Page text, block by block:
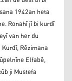
1942an heta
Ronahî jî bi kurdî
van her du
Rêzimana
Elfabê,
ji Mustefa